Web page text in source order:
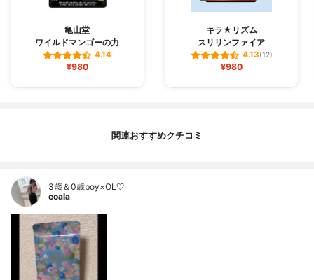
亀山堂
ワイルドマンゴーの力
4.14
¥980
キラ★リズム
スリリンファイア
4.13(12)
¥980
関連おすすめクチコミ
3歳＆0歳boy×OL🤍
coala